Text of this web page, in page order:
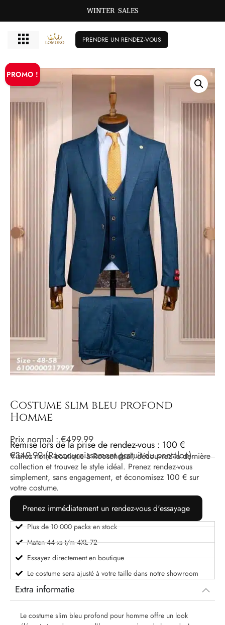
WINTER SALES
PRENDRE UN RENDEZ-VOUS
PROMO !
Costume slim bleu profond
Homme
Prix ​​normal :€499.99
Remise lors de la prise de rendez-vous : 100 €
€349.99(Raccourcissement gratuit du pantalon)
Visitez notre boutique à Roosendaal, découvrez la dernière
collection et trouvez le style idéal. Prenez rendez-vous
simplement, sans engagement, et économisez 100 € sur
votre costume.
Prenez immédiatement un rendez-vous d'essayage
Plus de 10 000 packs en stock
Maten 44 xs t/m 4XL 72
Essayez directement en boutique
Le costume sera ajusté à votre taille dans notre showroom
Extra informatie
Le costume slim bleu profond pour homme offre un look